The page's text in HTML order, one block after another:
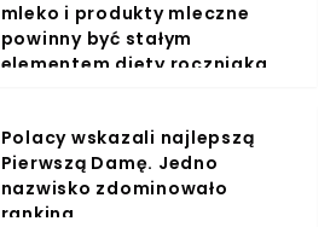
mleko i produkty mleczne
powinny być stałym
elementem diety roczniaka
Polacy wskazali najlepszą
Pierwszą Damę. Jedno
nazwisko zdominowało
ranking